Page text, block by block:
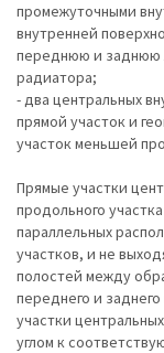
промежуточными
внутренней
переднюю и заднюю
радиатора;
- два центральных
прямой участок и
участок меньшей
Прямые участки
продольного
параллельных
участков, и не
полостей между
переднего и
участки
углом к